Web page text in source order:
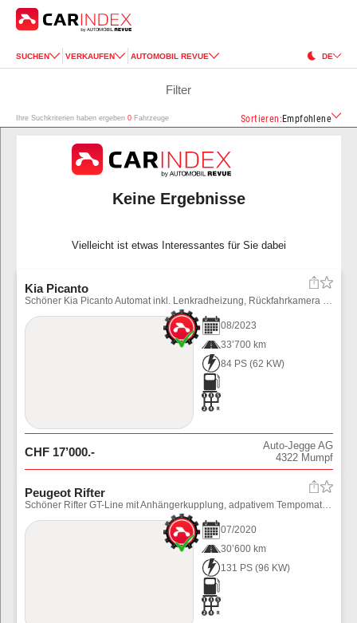
SUCHEN VERKAUFEN AUTOMOBIL REVUE DE
Filter
Ihre Suchkriterien haben ergeben 0 Fahrzeuge Sortieren : Empfohlene
Keine Ergebnisse
Vielleicht ist etwas Interessantes für Sie dabei
Kia Picanto
Schöner Kia Picanto Automat inkl. Lenkradheizung, Rückfahrkamera usw. Winterräder können für CHF 900.-- bezogen werden.
08/2023
33’700 km
84 PS (62 KW)
CHF 17’000.-
Auto-Jegge AG
4322 Mumpf
Peugeot Rifter
Schöner Rifter GT-Line mit Anhängerkupplung, adpativem Tempomat und div. Assistenten. Preis inkl. Ablieferungspauschale (Fahrzeug noch in Aufbereitung)
07/2020
30’600 km
131 PS (96 KW)